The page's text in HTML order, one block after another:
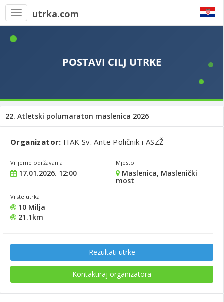
Toggle
navigation
utrka.com
22. Atletski polumaraton maslenica 2026
Organizator: HAK Sv. Ante Poličnik i ASZŽ
Vrijeme održavanja
17.01.2026. 12:00
Mjesto
Maslenica, Maslenički
most
Vrste utrka
10 Milja
21.1km
Rezultati utrke
Kontaktiraj organizatora